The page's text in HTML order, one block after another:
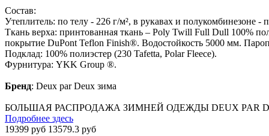
Состав:
Утеплитель: по телу - 226 г/м², в рукавах и полукомбинезоне -
Ткань верха: принтованная ткань – Poly Twill Full Dull 100%
покрытие DuPont Teflon Finish®. Водостойкость 5000 мм.
Подклад: 100% полиэстер (230 Tafetta, Polar Fleece).
Фурнитура: YKK Group ®.
Бренд: Deux par Deux зима
БОЛЬШАЯ РАСПРОДАЖА ЗИМНЕЙ ОДЕЖДЫ DEUX PAR
Подробнее здесь
19399 руб 13579.3 руб